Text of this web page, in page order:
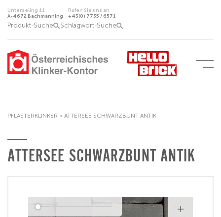
Unterseling 11
A-4672 Bachmanning
Rufen Sie uns an
+43(0) 7735 / 6571
Produkt-Suche Schlagwort-Suche
PFLASTERKLINKER > ATTERSEE SCHWARZBUNT ANTIK
ATTERSEE SCHWARZBUNT ANTIK